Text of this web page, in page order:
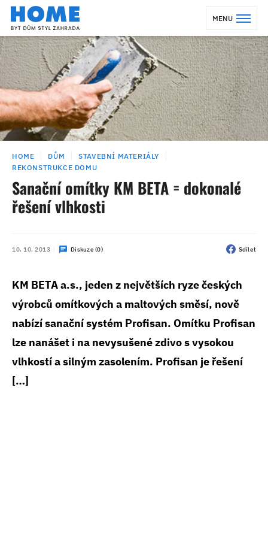
MENU
HOME DŮM
STAVEBNÍ MATERIÁLY
REKONSTRUKCE DOMU
Sanační omítky KM BETA = dokonalé
řešení vlhkosti
10. 10. 2013 Diskuze (0) Sdílet
KM BETA a.s., jeden z největších ryze českých
výrobců omítkových a maltových směsí, nově
nabízí sanační systém Profisan. Omítku Profisan
lze nanášet i na nevysušené zdivo s vysokou
vlhkostí a silným zasolením. Profisan je řešení
[…]